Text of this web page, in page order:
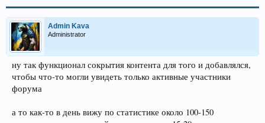
Admin Kava
Administrator
ну так функционал сокрытия контента для того и добавлялся,
чтобы что-то могли увидеть только активные участники
форума
а то как-то в день вижу по статистике около 100-150